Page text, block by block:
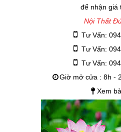
để nhận giá
Nội Thất
Tư Vấn:
Tư Vấn:
Tư Vấn:
Giờ mở cửa : 8h -
Xem